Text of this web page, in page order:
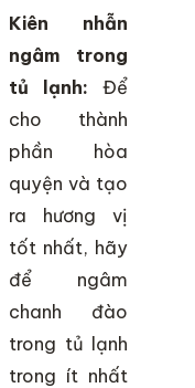
Kiên nhẫn
ngâm trong
tủ lạnh: Để
cho thành
phần hòa
quyện và tạo
ra hương vị
tốt nhất, hãy
để ngâm
chanh đào
trong tủ lạnh
trong ít nhất